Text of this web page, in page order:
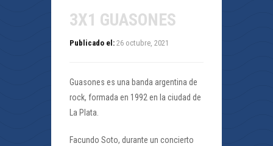
3X1 GUASONES
Publicado el: 26 octubre, 2021
Guasones es una banda argentina de
rock, formada en 1992 en la ciudad de
La Plata.
Facundo Soto, durante un concierto